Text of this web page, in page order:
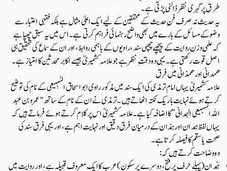
طرق پر گہری نظر ڈالنی پڑتی ہے۔
یہ حدیث نہ صرف فنِ حدیث کے محققین کے لیے ایک اعلیٰ مثال ہے بلکہ فقہی اعتبار سے
وضو کے مسائل کے بارے میں بھی واضح رہنمائی فراہم کرتی ہے۔ اس میں یہ سبق چھپا ہے
کہ علمی وزن روایت کے پیچھے چھپی سند، راویوں کے باہمی روابط، اور ان کے سماع کی تحقیق ہی
اصل قوت رکھتی ہے۔ یہی وہ دقتِ نظر ہے جو علامہ کشمیریؒ جیسے اکابر محدثین کا امتیاز ہے۔
همدانی اور همذانی میں فرق
علامہ کشمیریؒ یہاں امام ترمذی کی ایک سند میں مذکور راوی ابو اسحاق السَّبِیعی کے نام کی توضیح
کرتے ہوئے نہایت باریک نکتہ اٹھاتے ہیں۔ ترمذی نے ان کے نام کے ساتھ "عمرو بن عبد
اللہ السبیعی الہمدانی” کا اضافہ کیا ہے۔ علامہ کشمیریؒ اس پر کلام کرتے ہوئے فرماتے ہیں کہ
یہاں لفظ ہمدان اور ہمذان کے درمیان فرق دقیق اور نہایت اہم ہے، اور یہی فرق سند کی
صحت یا سقم کا فیصلہ کرتا ہے۔
وہ وضاحت کرتے ہیں کہ:
ہَمْدان (پہلے حرف پر فتح، دوسرے پر سکون) عرب کا ایک معروف قبیلہ ہے، اور روایت میں